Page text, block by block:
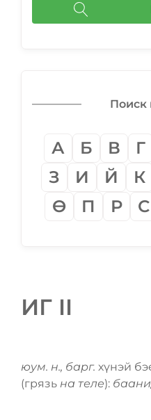
Поиск
А Б В Г
З
И Й К
Ѳ
П Р С
ИГ II
юум. н., барг. хүнэй
(грязь на теле):